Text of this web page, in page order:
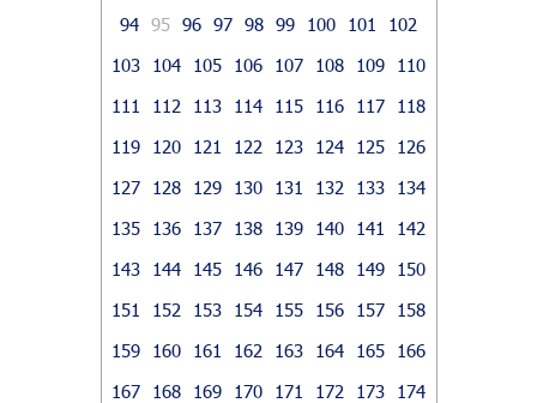
94 95 96 97 98 99 100 101
102
103
104 105 106 107 108 109
110
111
112 113 114 115 116 117
118
119
120 121 122 123 124 125
126
127
128 129 130 131 132 133
134
135
136 137 138 139 140 141
142
143
144 145 146 147 148 149
150
151
152 153 154 155 156 157
158
159
160 161 162 163 164 165
166
167
168 169 170 171 172 173
174